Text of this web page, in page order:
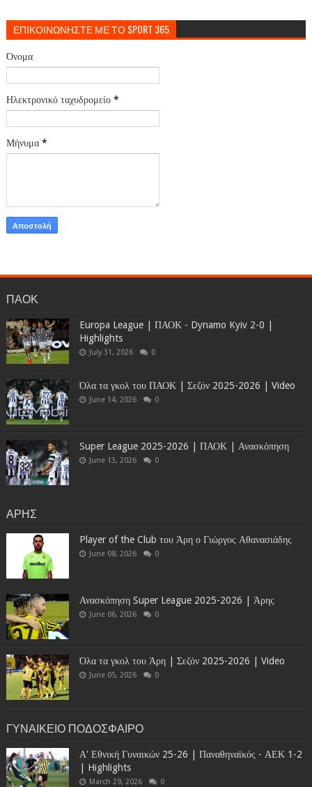
ΕΠΙΚΟΙΝΩΝΗΣΤΕ ΜΕ ΤΟ SPORT 365
Όνομα
Ηλεκτρονικό ταχυδρομείο *
Μήνυμα *
ΠΑΟΚ
Europa League | ΠΑΟΚ - Dynamo Kyiv 2-0 |
Highlights
July 31, 2026 0
Όλα τα γκολ του ΠΑΟΚ | Σεζόν 2025-2026 | Video
June 14, 2026 0
Super League 2025-2026 | ΠΑΟΚ | Ανασκόπηση
June 13, 2026 0
ΑΡΗΣ
Player of the Club του Άρη ο Γιώργος Αθανασιάδης
June 08, 2026 0
Ανασκόπηση Super League 2025-2026 | Άρης
June 06, 2026 0
Όλα τα γκολ του Άρη | Σεζόν 2025-2026 | Video
June 05, 2026 0
ΓΥΝΑΙΚΕΙΟ ΠΟΔΟΣΦΑΙΡΟ
Α' Εθνική Γυναικών 25-26 | Παναθηναϊκός - ΑΕΚ 1-2
| Highlights
March 29, 2026 0